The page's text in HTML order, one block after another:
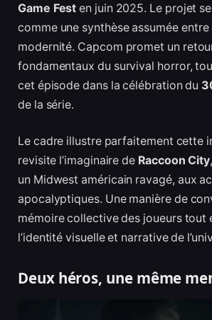
Game Fest en juin 2025. Le projet
comme une synthèse assumée
modernité. Capcom promet un
fondamentaux du survival horror,
cet épisode dans la célébration du
de la série.
Le cadre illustre parfaitement cette
revisite l’imaginaire de Raccoon City
un Midwest américain ravagé, aux
apocalyptiques. Une manière de
mémoire collective des joueurs tout
l’identité visuelle et narrative de
Deux héros, une même